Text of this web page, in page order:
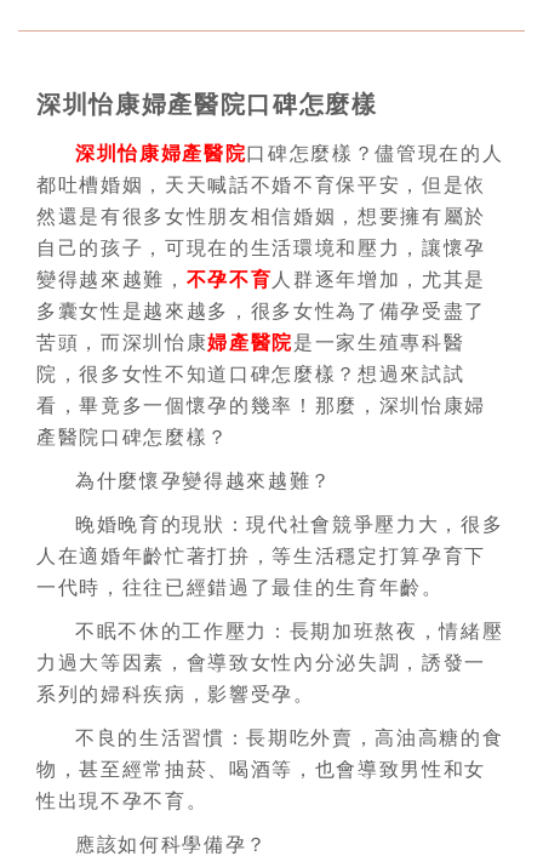
深圳怡康婦產醫院口碑怎麼樣
深圳怡康婦產醫院口碑怎麼樣？儘管現在的人
都吐槽婚姻，天天喊話不婚不育保平安，但是依
然還是有很多女性朋友相信婚姻，想要擁有屬於
自己的孩子，可現在的生活環境和壓力，讓懷孕
變得越來越難， 不孕不育 人群逐年增加，尤其是
多囊女性是越來越多，很多女性為了備孕受盡了
苦頭，而深圳怡康婦產醫院是一家生殖專科醫
院，很多女性不知道口碑怎麼樣？想過來試試
看，畢竟多一個懷孕的幾率！那麼，深圳怡康婦
產醫院口碑怎麼樣？
為什麼懷孕變得越來越難？
晚婚晚育的現狀：現代社會競爭壓力大，很多
人在適婚年齡忙著打拚，等生活穩定打算孕育下
一代時，往往已經錯過了最佳的生育年齡。
不眠不休的工作壓力：長期加班熬夜，情緒壓
力過大等因素，會導致女性內分泌失調，誘發一
系列的婦科疾病，影響受孕。
不良的生活習慣：長期吃外賣，高油高糖的食
物，甚至經常抽菸、喝酒等，也會導致男性和女
性出現不孕不育。
應該如何科學備孕？